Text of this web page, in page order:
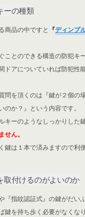
ーの種類
商品の中ですと 『ディンプ
ことのできる構造の防犯キ
ドアについていれば防犯性
問を頂くのは『鍵が２個の
のか？』という内容です。
キーのようなしっかりした
せん。
鍵は１本で済みますので利
取付けるのがよいのか
『指紋認証式』の鍵がだい
鍵を持ち歩く必要がなくな